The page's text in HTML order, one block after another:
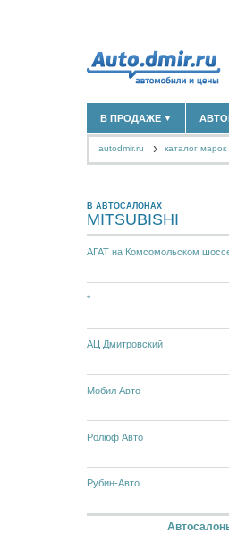
В ПРОДАЖЕ ▼
НОВЫЕ АВТОМОБИЛИ
+
autodmir.ru каталог марок
В АВТОСАЛОНАХ
MITSUBISHI
АГАТ на Комсомольском
*
АЦ Дмитровский
Мобил Авто
Ролюф Авто
Рубин-Авто